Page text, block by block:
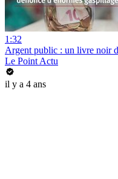
1:32
Argent public : un livre noir
Le Point Actu
il y a 4 ans